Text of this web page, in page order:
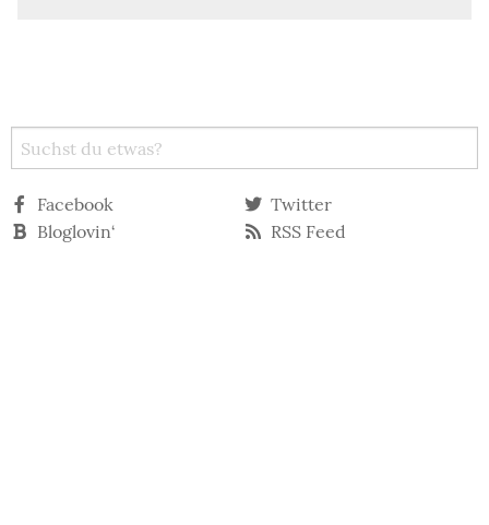
Facebook
Twitter
Bloglovin‘
RSS Feed